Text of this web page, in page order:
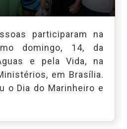
participaram na
domingo, 14, da
e pela Vida, na
em Brasília.
o Dia do Marinheiro e